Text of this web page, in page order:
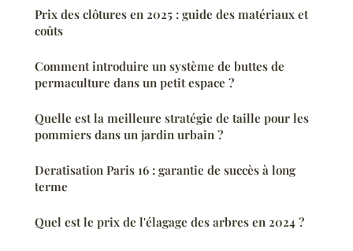
Prix des clôtures en 2025 : guide des matériaux et
coûts
Comment introduire un système de buttes de
permaculture dans un petit espace ?
Quelle est la meilleure stratégie de taille pour les
pommiers dans un jardin urbain ?
Deratisation Paris 16 : garantie de succès à long
terme
Quel est le prix de l'élagage des arbres en 2024 ?